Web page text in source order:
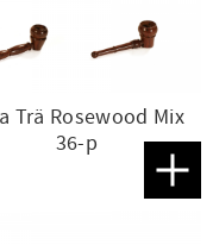
Trä Rosewood Mix
36-p